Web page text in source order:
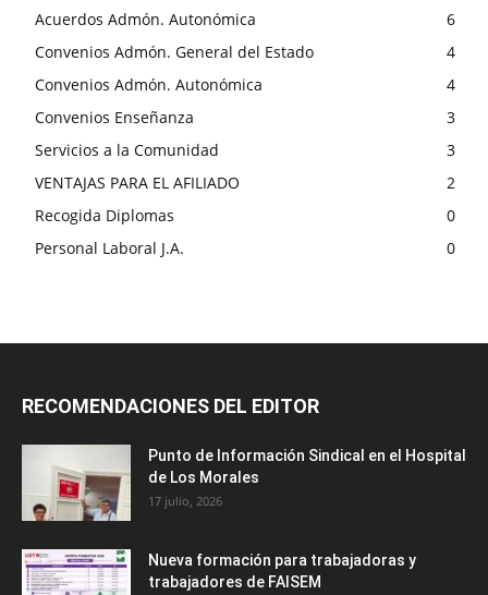
Acuerdos Admón. Autonómica
6
Convenios Admón. General del Estado
4
Convenios Admón. Autonómica
4
Convenios Enseñanza
3
Servicios a la Comunidad
3
VENTAJAS PARA EL AFILIADO
2
Recogida Diplomas
0
Personal Laboral J.A.
0
RECOMENDACIONES DEL EDITOR
Punto de Información Sindical en el Hospital
de Los Morales
17 julio, 2026
Nueva formación para trabajadoras y
trabajadores de FAISEM